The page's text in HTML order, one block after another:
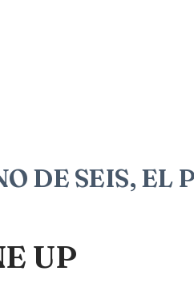
DE SEIS, EL
UP